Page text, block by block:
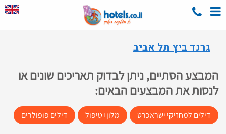
גרנד ביץ תל אביב
המבצע הסתיים, ניתן לבדוק תאריכים שונים או
לנסות את המבצעים הבאים:
דילים למחזיקי ישראכרט מלון+טיפול דילים פופולרים